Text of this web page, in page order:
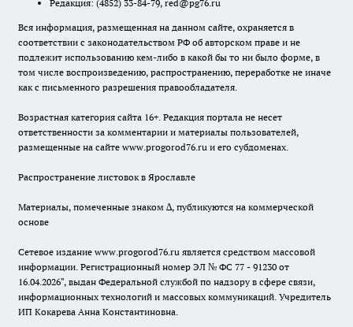
Редакция: (4852) 33-84-79, red@pg76.ru
Вся информация, размещенная на данном сайте, охраняется в
соответствии с законодательством РФ об авторском праве и не
подлежит использованию кем-либо в какой бы то ни было форме, в
том числе воспроизведению, распространению, переработке не иначе
как с письменного разрешения правообладателя.
Возрастная категория сайта 16+. Редакция портала не несет
ответственности за комментарии и материалы пользователей,
размещенные на сайте www.progorod76.ru и его субдоменах.
Распространение листовок в Ярославле
Материалы, помеченные знаком ∆, публикуются на коммерческой
основе
Сетевое издание www.progorod76.ru является средством массовой
информации. Регистрационный номер ЭЛ № ФС 77 - 91230 от
16.04.2026", выдан Федеральной службой по надзору в сфере связи,
информационных технологий и массовых коммуникаций. Учредитель
ИП Кокарева Анна Константиновна.